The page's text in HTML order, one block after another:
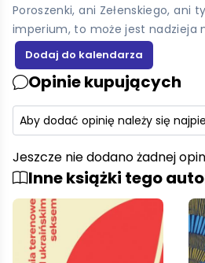
Poroszenki, ani Zełenskiego,
imperium, to może jest nadzieja
Opinie kupujących
Aby dodać opinię należy się
Jeszcze nie dodano żadnej
Inne książki tego